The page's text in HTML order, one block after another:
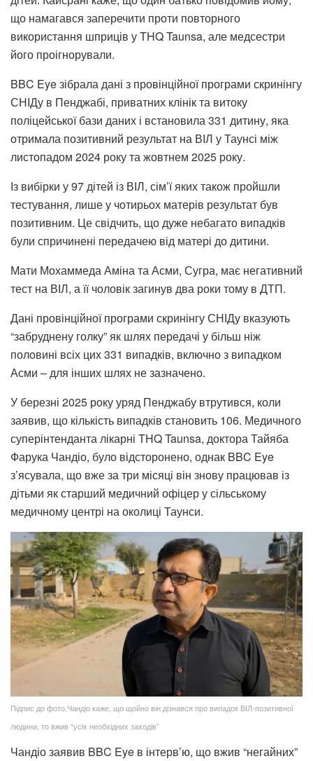
що намагався заперечити проти повторного
використання шприців у THQ Taunsa, але медсестри
його проігнорували.
BBC Eye зібрала дані з провінційної програми скринінгу
СНІДу в Пенджабі, приватних клінік та витоку
поліцейської бази даних і встановила 331 дитину, яка
отримала позитивний результат на ВІЛ у Таунсі між
листопадом 2024 року та жовтнем 2025 року.
Із вибірки у 97 дітей із ВІЛ, сім’ї яких також пройшли
тестування, лише у чотирьох матерів результат був
позитивним. Це свідчить, що дуже небагато випадків
були спричинені передачею від матері до дитини.
Мати Мохаммеда Аміна та Асми, Сугра, має негативний
тест на ВІЛ, а її чоловік загинув два роки тому в ДТП.
Дані провінційної програми скринінгу СНІДу вказують
“забруднену голку” як шлях передачі у більш ніж
половині всіх цих 331 випадків, включно з випадком
Асми – для інших шлях не зазначено.
У березні 2025 року уряд Пенджабу втрутився, коли
заявив, що кількість випадків становить 106. Медичного
суперінтенданта лікарні THQ Taunsa, доктора Тайяба
Фарука Чандіо, було відсторонено, однак BBC Eye
з’ясувала, що вже за три місяці він знову працював із
дітьми як старший медичний офіцер у сільському
медичному центрі на околиці Таунси.
Підпис до фото,Чандіо каже, що щойно він дізнався про випадок ВІЛ‑позитивної
людини, то вжив “усіх необхідних заходів”
Чандіо заявив BBC Eye в інтерв’ю, що вжив “негайних”